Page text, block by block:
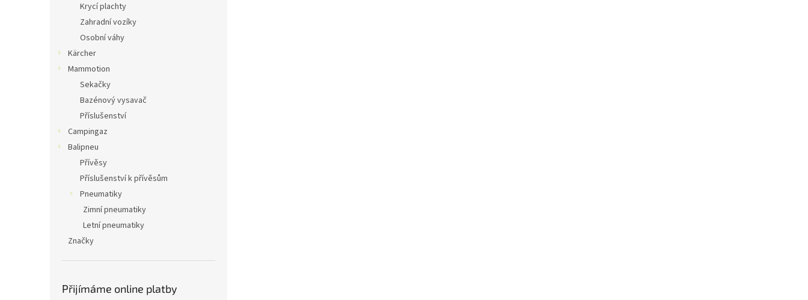
Krycí plachty
Zahradní vozíky
Osobní váhy
Kärcher
Mammotion
Sekačky
Bazénový vysavač
Příslušenství
Campingaz
Balipneu
Přívěsy
Příslušenství k přívěsům
Pneumatiky
Zimní pneumatiky
Letní pneumatiky
Značky
Přijímáme online platby